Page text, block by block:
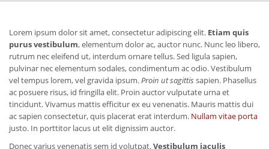
Lorem ipsum dolor sit amet, consectetur adipiscing elit. Etiam quis
purus vestibulum, elementum dolor ac, auctor nunc. Nunc leo libero,
rutrum nec eleifend ut, interdum ornare tellus. Sed ligula sapien,
pulvinar nec elementum sodales, condimentum ac odio. Vestibulum
vel tempus lorem, vel gravida ipsum.Proin ut sagittis sapien. Phasellus
ac posuere risus, id fringilla elit. Proin auctor vulputate urna et
tincidunt. Vivamus mattis efficitur ex eu venenatis. Mauris mattis dui
ac sapien consectetur, quis placerat erat interdum. Nullam vitae porta
justo. In porttitor lacus ut elit dignissim auctor.
Donec varius venenatis sem id volutpat.Vestibulum iaculis